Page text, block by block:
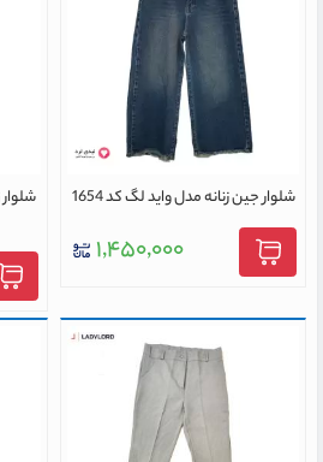
شلوار جین زنانه مدل واید لگ کد 1654
۱,۴۵۰,۰۰۰